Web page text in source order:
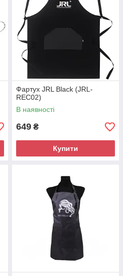
Фартух JRL Black (JRL-
REC02)
В наявності
649 ₴
Купити